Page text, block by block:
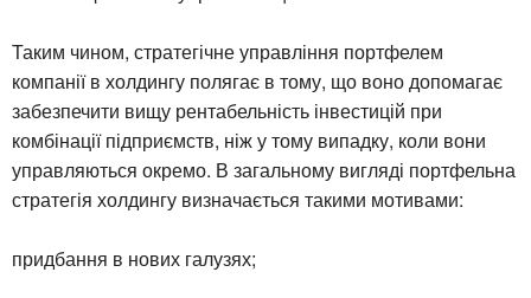
Таким чином, стратегічне управління портфелем
компанії в холдингу полягає в тому, що воно допомагає
забезпечити вищу рентабельність інвестицій при
комбінації підприємств, ніж у тому випадку, коли вони
управляються окремо. В загальному вигляді портфельна
стратегія холдингу визначається такими мотивами:
придбання в нових галузях;